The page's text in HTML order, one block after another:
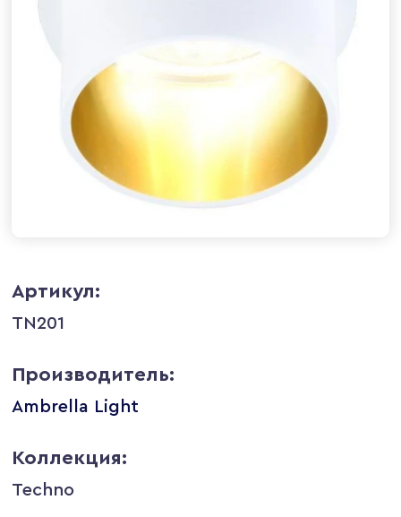
Артикул:
TN201
Производитель:
Ambrella Light
Коллекция:
Techno